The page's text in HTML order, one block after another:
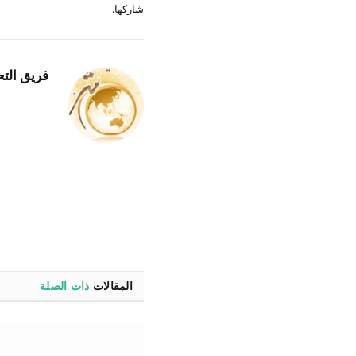
شاركها.
فريق
المقالات ذات الصلة